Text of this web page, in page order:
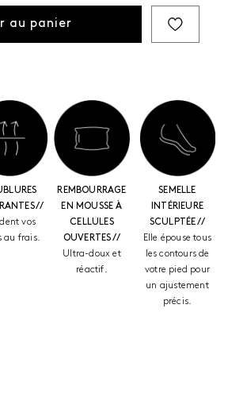
au panier
//
vos
au frais.
REMBOURRAGE
EN MOUSSE À
CELLULES
OUVERTES //
Ultra-doux et
réactif.
SEMELLE
INTÉRIEURE
SCULPTÉE //
Elle épouse tous
les contours de
votre pied pour
un ajustement
précis.